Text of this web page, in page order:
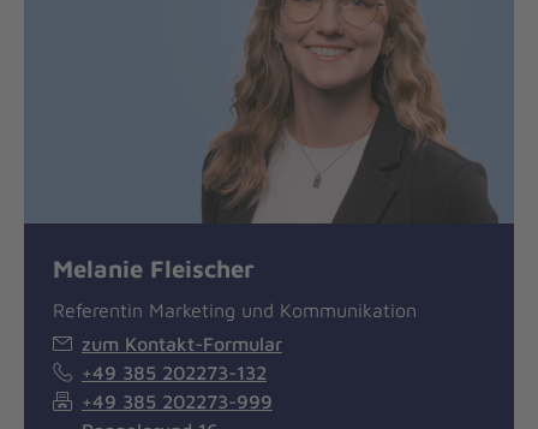
Melanie Fleischer
Referentin Marketing und Kommunikation
zum Kontakt-Formular
+49 385 202273-132
+49 385 202273-999